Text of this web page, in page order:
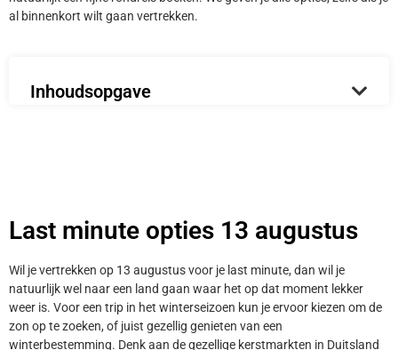
al binnenkort wilt gaan vertrekken.
Inhoudsopgave
Last minute opties 13 augustus
Wil je vertrekken op 13 augustus voor je last minute, dan wil je
natuurlijk wel naar een land gaan waar het op dat moment lekker
weer is. Voor een trip in het winterseizoen kun je ervoor kiezen om de
zon op te zoeken, of juist gezellig genieten van een
winterbestemming. Denk aan de gezellige kerstmarkten in Duitsland